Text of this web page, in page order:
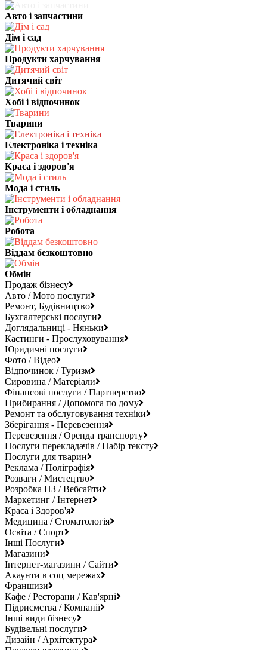
Авто і запчастини
Дім і сад
Продукти харчування
Дитячий світ
Хобі і відпочинок
Тварини
Електроніка і техніка
Краса і здоров'я
Мода і стиль
Інструменти і обладнання
Робота
Віддам безкоштовно
Обмін
Продаж бізнесу
Авто / Мото послуги
Ремонт, Будівництво
Бухгалтерські послуги
Доглядальниці - Няньки
Кастинги - Прослуховування
Юридичні послуги
Фото / Відео
Відпочинок / Туризм
Сировина / Матеріали
Фінансові послуги / Партнерство
Прибирання / Допомога по дому
Ремонт та обслуговування техніки
Зберігання - Перевезення
Перевезення / Оренда транспорту
Послуги перекладачів / Набір тексту
Послуги для тварин
Реклама / Поліграфія
Розваги / Мистецтво
Розробка ПЗ / Вебсайти
Маркетинг / Інтернет
Краса і Здоров'я
Медицина / Стоматологія
Освіта / Спорт
Інші Послуги
Магазини
Інтернет-магазини / Сайти
Акаунти в соц мережах
Франшизи
Кафе / Ресторани / Кав'ярні
Підриємства / Компанії
Інші види бізнесу
Будівельні послуги
Дизайн / Архітектура